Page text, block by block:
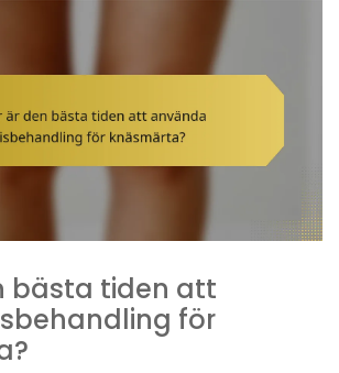
bästa tiden att
för